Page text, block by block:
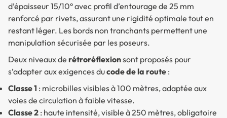
d’épaisseur 15/10° avec profil d’entourage de 25 mm
renforcé par rivets, assurant une rigidité optimale tout en
restant léger. Les bords non tranchants permettent une
manipulation sécurisée par les poseurs.
Deux niveaux de rétroréflexionsont proposés pour
s’adapter aux exigences ducode de la route :
Classe 1 : microbilles visibles à 100 mètres, adaptée aux
voies de circulation à faible vitesse.
Classe 2 : haute intensité, visible à 250 mètres, obligatoire